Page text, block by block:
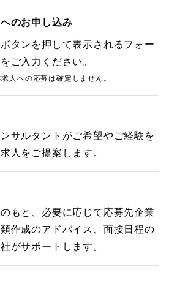
のお申し込み
ボタンを押して表示されるフォー
ご入力ください。
人への応募は確定しません。
サルタントがご希望やご経験を
人をご提案します。
もと、必要に応じて応募先企業
作成のアドバイス、面接日程の
がサポートします。